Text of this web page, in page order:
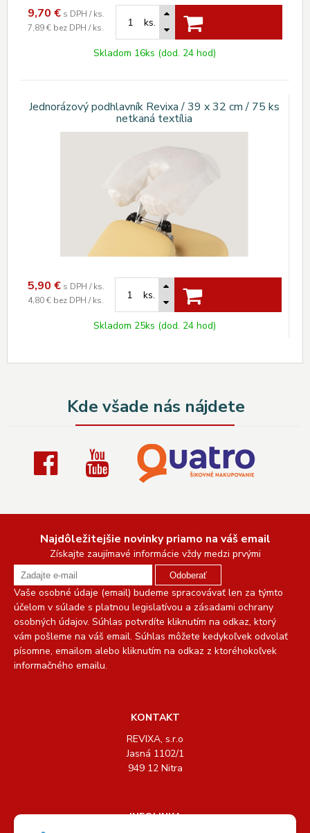
9,70 € s DPH / ks.
7,89 € bez DPH / ks. ks.
Skladom 16ks (dod. 24 hod)
Jednorázový podhlavník Revixa / 39 x 32 cm / 75 ks
netkaná textília
5,90 € s DPH / ks.
4,80 € bez DPH / ks. ks.
Skladom 25ks (dod. 24 hod)
Kde všade nás nájdete
Najdôležitejšie novinky priamo na váš email
Získajte zaujímavé informácie vždy medzi prvými
Odoberať
Vaše osobné údaje (email) budeme spracovávať len za týmto
účelom v súlade s platnou legislatívou a zásadami ochrany
osobných údajov. Súhlas potvrdíte kliknutím na odkaz, ktorý
vám pošleme na váš email. Súhlas môžete kedykoľvek odvolať
písomne, emailom alebo kliknutím na odkaz z ktoréhokoľvek
informačného emailu.
KONTAKT
REVIXA, s.r.o
Jasná 1102/1
949 12 Nitra
INFOLINKA